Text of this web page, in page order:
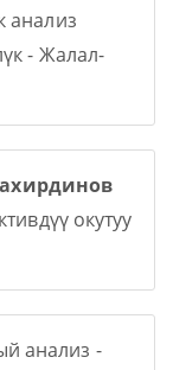
анализ
- Жалал-
окутуу
анализ -